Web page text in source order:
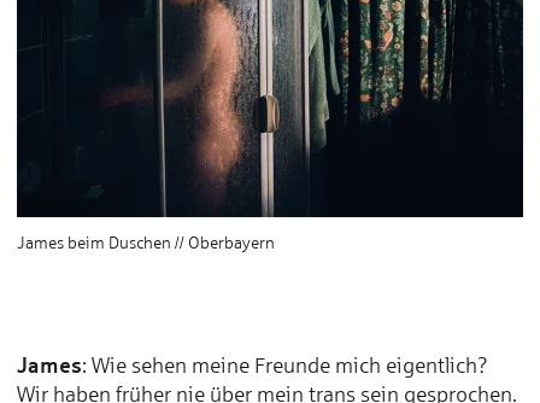
James beim Duschen // Oberbayern
James: Wie sehen meine Freunde mich eigentlich?
Wir haben früher nie über mein trans sein gesprochen.